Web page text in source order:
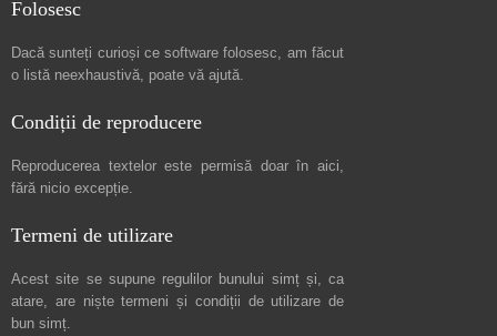
Folosesc
Dacă sunteți curioși ce software folosesc, am făcut
o listă neexhaustivă, poate vă ajută.
Condiții de reproducere
Reproducerea textelor este permisă doar în aici,
fără nicio excepție.
Termeni de utilizare
Acest site se supune regulilor bunului simț și, ca
atare, are niștetermeni și condiții de utilizare de
bun simț.